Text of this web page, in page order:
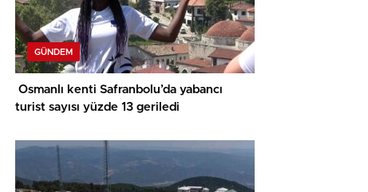
GÜNDEM
Osmanlı kenti Safranbolu’da yabancı
turist sayısı yüzde 13 geriledi